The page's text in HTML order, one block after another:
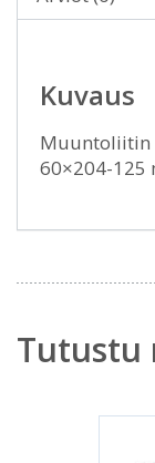
Kuvaus
Muuntoliitin
60×204-
Tutustu